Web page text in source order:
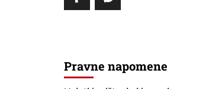
Pravne napomene